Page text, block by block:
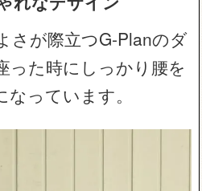
さが際立つG-Planのダ
った時にしっかり腰を
っています。